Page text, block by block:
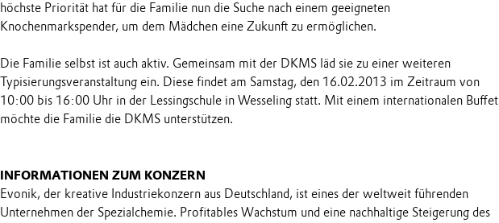
höchste Priorität hat für die Familie nun die Suche nach einem geeigneten
Knochenmarkspender, um dem Mädchen eine Zukunft zu ermöglichen.
Die Familie selbst ist auch aktiv. Gemeinsam mit der DKMS läd sie zu einer weiteren
Typisierungsveranstaltung ein. Diese findet am Samstag, den 16.02.2013 im Zeitraum von
10:00 bis 16:00 Uhr in der Lessingschule in Wesseling statt. Mit einem internationalen Buffet
möchte die Familie die DKMS unterstützen.
INFORMATIONEN ZUM KONZERN
Evonik, der kreative Industriekonzern aus Deutschland, ist eines der weltweit führenden
Unternehmen der Spezialchemie. Profitables Wachstum und eine nachhaltige Steigerung des